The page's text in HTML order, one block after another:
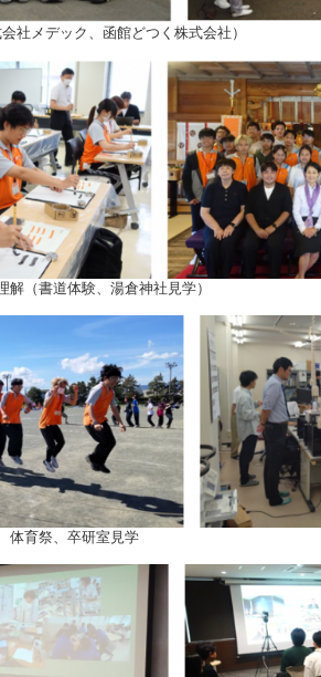
社メデック、函館どつく株式会社）
解（書道体験、湯倉神社見学）
体育祭、卒研室見学